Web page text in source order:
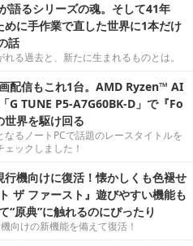
語るシリーズの魂。そして41年
めに手作業で直した世界に1本だけ
話
る過去と、新たに生まれるものとは。
配信もこれ1台。AMD Ryzen™ AI
G TUNE P5-A7G60BK-D」で『Fo
界を駆け回る
るノートPCで話題のレースタイトルを
ックしました！
行機向けに復活！懐かしくも色褪せ
ザ ファースト』遊びやすい機能も
“原典”に触れるのにぴったり
向けの新機能を備えて復活！